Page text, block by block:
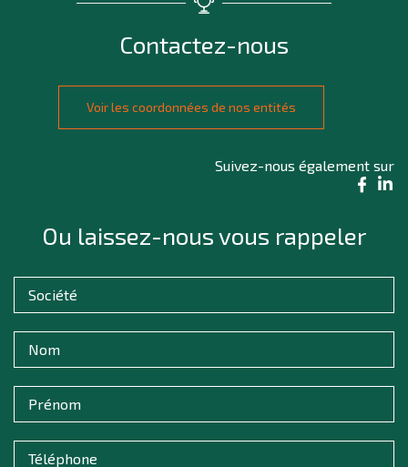
Contactez-nous
Voir les coordonnées de nos entités
Suivez-nous également sur
Ou laissez-nous vous rappeler